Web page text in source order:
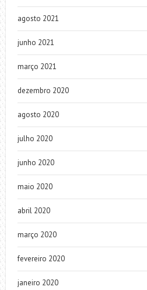
agosto 2021
junho 2021
março 2021
dezembro 2020
agosto 2020
julho 2020
junho 2020
maio 2020
abril 2020
março 2020
fevereiro 2020
janeiro 2020